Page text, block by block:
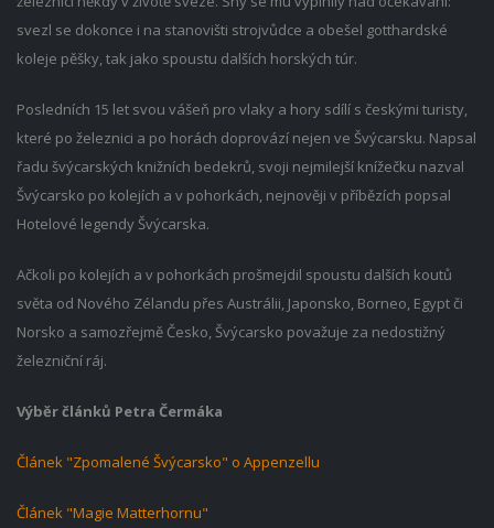
svezl se dokonce i na stanovišti strojvůdce a obešel gotthardské
koleje pěšky, tak jako spoustu dalších horských túr.
Posledních 15 let svou vášeň pro vlaky a hory sdílí s českými turisty,
které po železnici a po horách doprovází nejen ve Švýcarsku. Napsal
řadu švýcarských knižních bedekrů, svoji nejmilejší knížečku nazval
Švýcarsko po kolejích a v pohorkách, nejnověji v příbězích popsal
Hotelové legendy Švýcarska.
Ačkoli po kolejích a v pohorkách prošmejdil spoustu dalších koutů
světa od Nového Zélandu přes Austrálii, Japonsko, Borneo, Egypt či
Norsko a samozřejmě Česko, Švýcarsko považuje za nedostižný
železniční ráj.
Výběr článků Petra Čermáka
Článek "Zpomalené Švýcarsko" o Appenzellu
Článek "Magie Matterhornu"